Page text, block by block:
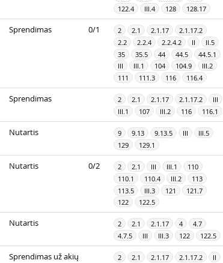
122.4
III.4 128 128.17
Sprendimas 0/1 2 2.1 2.1.17
2.1.17.2
2.2
2.2.4 2.2.4.2 II
II.5
35
35.5 44 44.5
44.5.1
III
III.1 104 104.9
III.2
111
111.3 116 116.4
Sprendimas 2 2.1 2.1.17 2.1.17.2
III
III.1
107 III.2 116 116.1
Nutartis 9 9.13 9.13.5 III
III.5
129
129.1
Nutartis 0/2 2 2.1 III III.1
110
110.1
110.4 III.2
113
113.5
III.3 121
121.7
122
122.5
Nutartis 2 2.1 2.1.17 4
4.7
4.7.5
III III.3 122 122.5
Sprendimas už akių 2 2.1 2.1.17 2.1.17.2
II